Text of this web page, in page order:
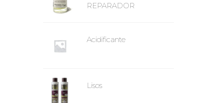
REPARADOR
Acidificante
Lisos